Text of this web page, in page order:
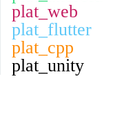
plat_web
plat_flutter
plat_cpp
plat_unity